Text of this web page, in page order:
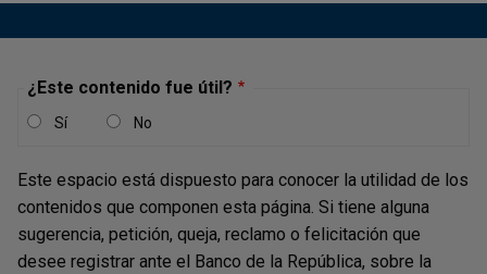
de 2026
Descargar
¿Este contenido fue útil?
Sí No
Este espacio está dispuesto para conocer la utilidad de los
contenidos que componen esta página. Si tiene alguna
sugerencia, petición, queja, reclamo o felicitación que
desee registrar ante el Banco de la República, sobre la